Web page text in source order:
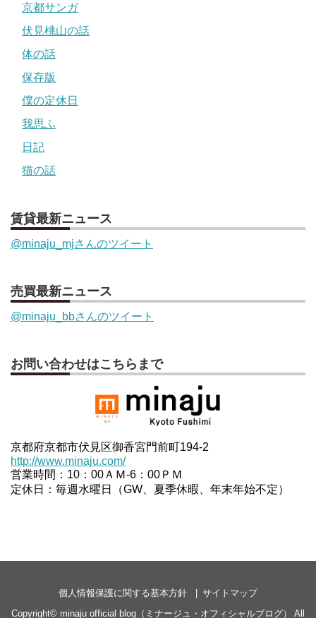
京都サンガ
伏見桃山の話
体の話
保存版
僕の定休日
我思ふ
日記
猫の話
賃貸最新ニュース
@minaju_mjさんのツイート
売買最新ニュース
@minaju_bbさんのツイート
お問い合わせはこちらまで
京都府京都市伏見区御香宮門前町194-2
http://www.minaju.com/
営業時間：10：00ＡＭ-6：00ＰＭ
定休日：毎週水曜日（GW、夏季休暇、年末年始不定）
個人情報保護に関する基本方針
サイトマップ
Copyright© minaju official blog（ミナージュ・オフィシャルブログ） All